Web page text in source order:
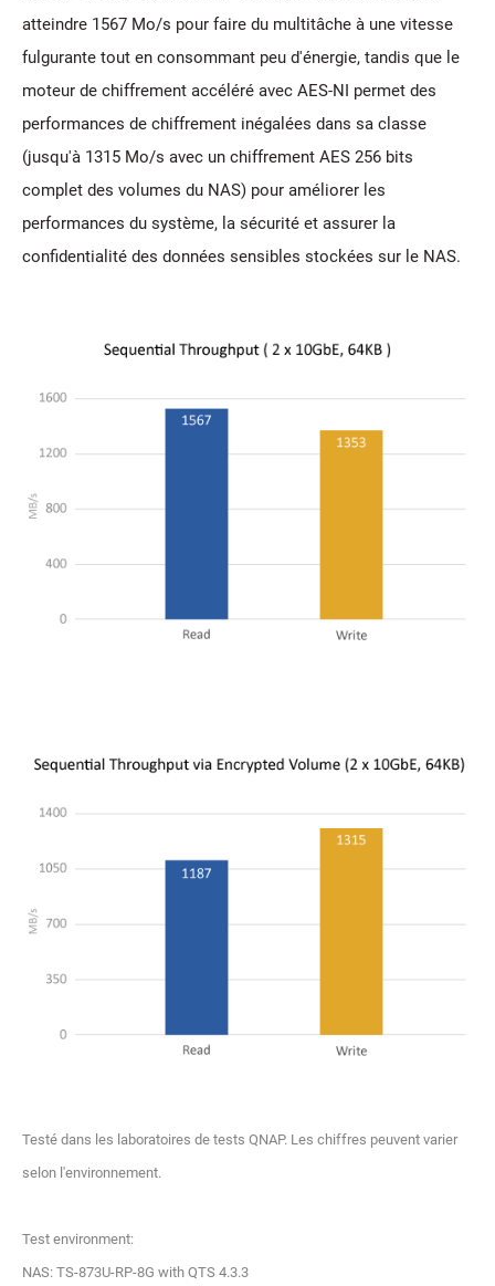
atteindre 1567 Mo/s pour faire du multitâche à une vitesse
fulgurante tout en consommant peu d'énergie, tandis que le
moteur de chiffrement accéléré avec AES-NI permet des
performances de chiffrement inégalées dans sa classe
(jusqu'à 1315 Mo/s avec un chiffrement AES 256 bits
complet des volumes du NAS) pour améliorer les
performances du système, la sécurité et assurer la
confidentialité des données sensibles stockées sur le NAS.
Testé dans les laboratoires de tests QNAP. Les chiffres peuvent varier
selon l'environnement.
Test environment:
NAS: TS-873U-RP-8G with QTS 4.3.3